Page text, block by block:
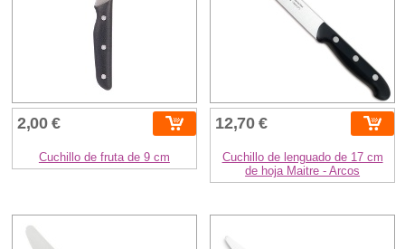
2,00 €
Cuchillo de fruta de 9 cm
12,70 €
Cuchillo de lenguado de 17 cm
de hoja Maitre - Arcos